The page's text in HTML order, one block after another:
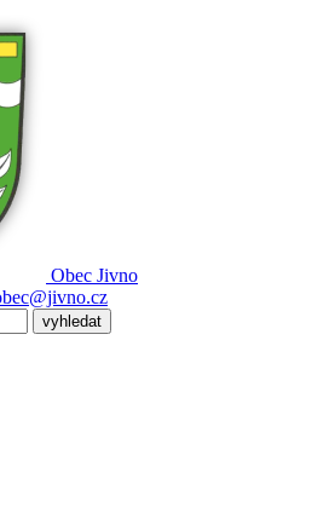
Obec Jivno